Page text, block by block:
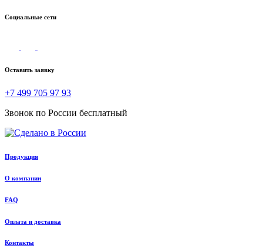
Социальные сети
Оставить заявку
+7 499 705 97 93
Звонок по России бесплатный
Продукция
О компании
FAQ
Оплата и доставка
Контакты